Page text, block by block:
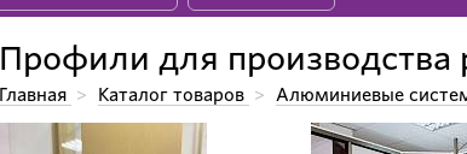
Профили для производства
Главная > Каталог товаров > Алюминиевые